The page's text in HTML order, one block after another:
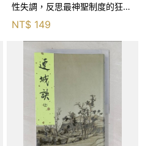
性失調，反思最神聖制度的狂亂
NT$ 149